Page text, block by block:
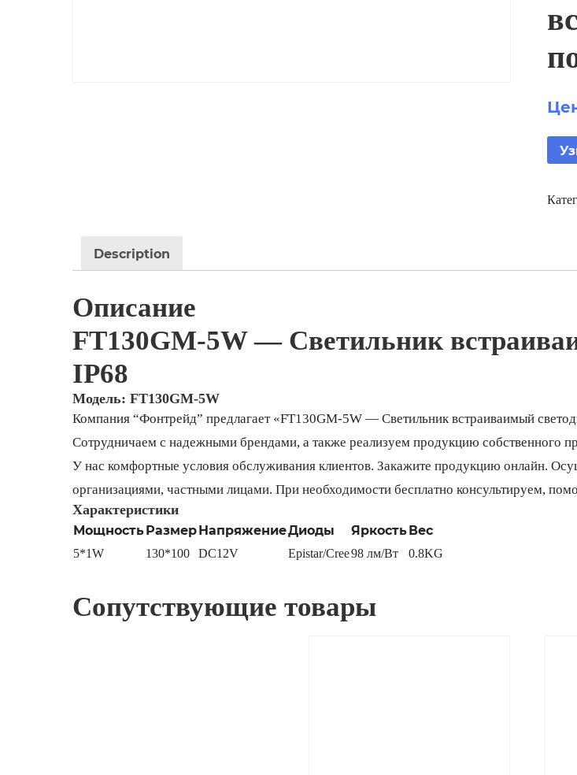
Description
Описание
FT130GM-5W — Светильник
IP68
Модель: FT130GM-5W
Компания “Фонтрейд” предлагает «FT130GM-5W — Светильник встраиваимый
Сотрудничаем с надежными брендами, а также реализуем продукцию собственного
У нас комфортные условия обслуживания клиентов. Закажите продукцию онлайн.
организациями, частными лицами. При необходимости бесплатно консультируем,
Характеристики
МощностьРазмерНапряжениеДиоды ЯркостьВес
5*1W 130*100 DC12V Epistar/Cree98 лм/Вт 0.8KG
Сопутствующие товары